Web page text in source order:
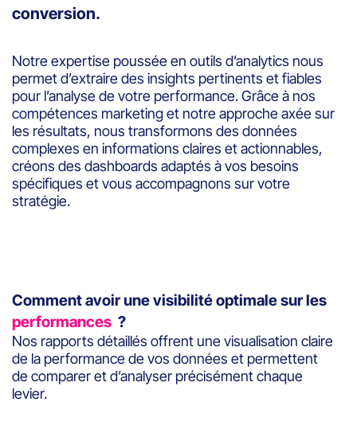
conversion.
Notre expertise poussée en outils d’analytics nous
permet d’extraire des insights pertinents et fiables
pour l’analyse de votre performance. Grâce à nos
compétences marketing et notre approche axée sur
les résultats, nous transformons des données
complexes en informations claires et actionnables,
créons des dashboards adaptés à vos besoins
spécifiques et vous accompagnons sur votre
stratégie.
Comment avoir une visibilité optimale sur les
performances ?
Nos rapports détaillés offrent une visualisation claire
de la performance de vos données et permettent
de comparer et d’analyser précisément chaque
levier.